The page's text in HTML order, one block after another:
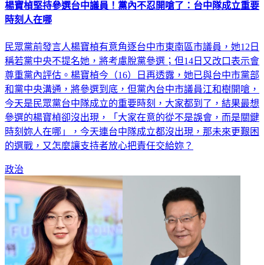
楊寶楨堅持參選台中議員！黨內不忍開嗆了：台中隊成立重要
時刻人在哪
民眾黨前發言人楊寶楨有意角逐台中市東南區市議員，她12日
稱若黨中央不提名她，將考慮脫黨參選；但14日又改口表示會
尊重黨內評估。楊寶楨今（16）日再透露，她已與台中市黨部
和黨中央溝通，將參選到底，但黨內台中市議員江和樹開嗆，
今天是民眾黨台中隊成立的重要時刻，大家都到了，結果最想
參選的楊寶楨卻沒出現，「大家在意的從不是誤會，而是關鍵
時刻妳人在哪」，今天連台中隊成立都沒出現，那未來更艱困
的選戰，又怎麼讓支持者放心把責任交給妳？
政治